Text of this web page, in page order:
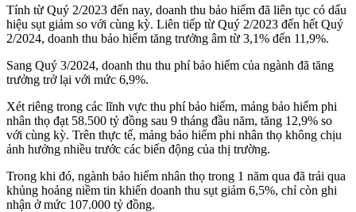
Tính từ Quý 2/2023 đến nay, doanh thu bảo hiểm đã liên tục có dấu
hiệu sụt giảm so với cùng kỳ. Liên tiếp từ Quý 2/2023 đến hết Quý
2/2024, doanh thu bảo hiểm tăng trưởng âm từ 3,1% đến 11,9%.
Sang Quý 3/2024, doanh thu thu phí bảo hiểm của ngành đã tăng
trưởng trở lại với mức 6,9%.
Xét riêng trong các lĩnh vực thu phí bảo hiểm, mảng bảo hiểm phi
nhân thọ đạt 58.500 tỷ đồng sau 9 tháng đầu năm, tăng 12,9% so
với cùng kỳ. Trên thực tế, mảng bảo hiểm phi nhân thọ không chịu
ảnh hưởng nhiều trước các biến động của thị trường.
Trong khi đó, ngành bảo hiểm nhân thọ trong 1 năm qua đã trải qua
khủng hoảng niềm tin khiến doanh thu sụt giảm 6,5%, chỉ còn ghi
nhận ở mức 107.000 tỷ đồng.